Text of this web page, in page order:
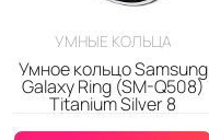
УМНЫЕ КОЛЬЦА
Умное кольцо Samsung
Galaxy Ring (SM-Q508)
Titanium Silver 8